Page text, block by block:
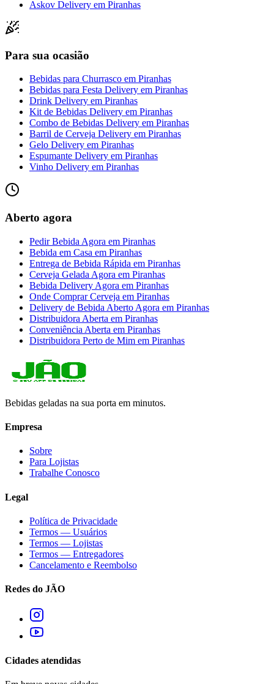
Askov Delivery em Piranhas
Para sua ocasião
Bebidas para Churrasco em Piranhas
Bebidas para Festa Delivery em Piranhas
Drink Delivery em Piranhas
Kit de Bebidas Delivery em Piranhas
Combo de Bebidas Delivery em Piranhas
Barril de Cerveja Delivery em Piranhas
Gelo Delivery em Piranhas
Espumante Delivery em Piranhas
Vinho Delivery em Piranhas
Aberto agora
Pedir Bebida Agora em Piranhas
Bebida em Casa em Piranhas
Entrega de Bebida Rápida em Piranhas
Cerveja Gelada Agora em Piranhas
Bebida Delivery Agora em Piranhas
Onde Comprar Cerveja em Piranhas
Delivery de Bebida Aberto Agora em Piranhas
Distribuidora Aberta em Piranhas
Conveniência Aberta em Piranhas
Distribuidora Perto de Mim em Piranhas
Bebidas geladas na sua porta em minutos.
Empresa
Sobre
Para Lojistas
Trabalhe Conosco
Legal
Política de Privacidade
Termos — Usuários
Termos — Lojistas
Termos — Entregadores
Cancelamento e Reembolso
Redes do JÃO
Cidades atendidas